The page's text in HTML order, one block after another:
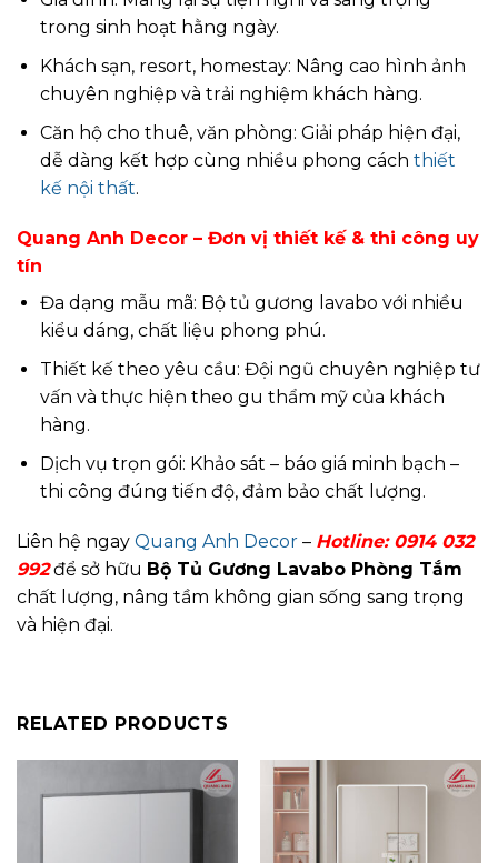
trong sinh hoạt hằng ngày.
Khách sạn, resort, homestay: Nâng cao hình ảnh
chuyên nghiệp và trải nghiệm khách hàng.
Căn hộ cho thuê, văn phòng: Giải pháp hiện đại,
dễ dàng kết hợp cùng nhiều phong cách thiết
kế nội thất.
Quang Anh Decor – Đơn vị thiết kế & thi công uy
tín
Đa dạng mẫu mã: Bộ tủ gương lavabo với nhiều
kiểu dáng, chất liệu phong phú.
Thiết kế theo yêu cầu: Đội ngũ chuyên nghiệp tư
vấn và thực hiện theo gu thẩm mỹ của khách
hàng.
Dịch vụ trọn gói: Khảo sát – báo giá minh bạch –
thi công đúng tiến độ, đảm bảo chất lượng.
Liên hệ ngay Quang Anh Decor – Hotline: 0914 032
992để sở hữu Bộ Tủ Gương Lavabo Phòng Tắm
chất lượng, nâng tầm không gian sống sang trọng
và hiện đại.
RELATED PRODUCTS